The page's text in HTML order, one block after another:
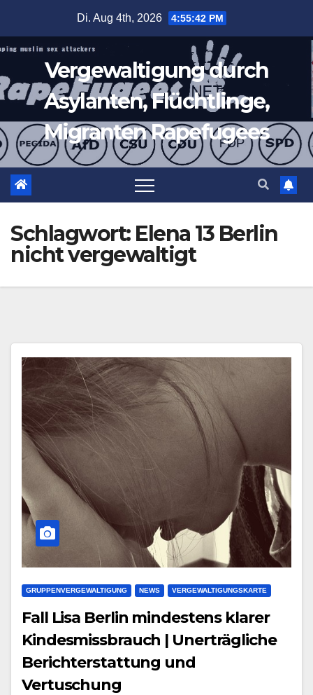
springen
Di. Aug 4th, 2026 4:55:43 PM
Vergewaltigung durch
Asylanten, Flüchtlinge,
Migranten Rapefugees
Schlagwort: Elena 13 Berlin
nicht vergewaltigt
GRUPPENVERGEWALTIGUNG NEWS VERGEWALTIGUNGSKARTE
Fall Lisa Berlin mindestens klarer
Kindesmissbrauch | Unerträgliche
Berichterstattung und
Vertuschung